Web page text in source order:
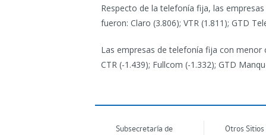
Respecto de la telefonía fija, las
fueron: Claro (3.806); VTR (1.811); GTD
Las empresas de telefonía fija con
CTR (-1.439); Fullcom (-1.332); GTD
Subsecretaría de
Otros